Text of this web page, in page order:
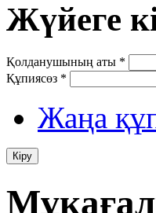
Жүйеге
Қолданушының аты *
Құпиясөз *
Жаңа